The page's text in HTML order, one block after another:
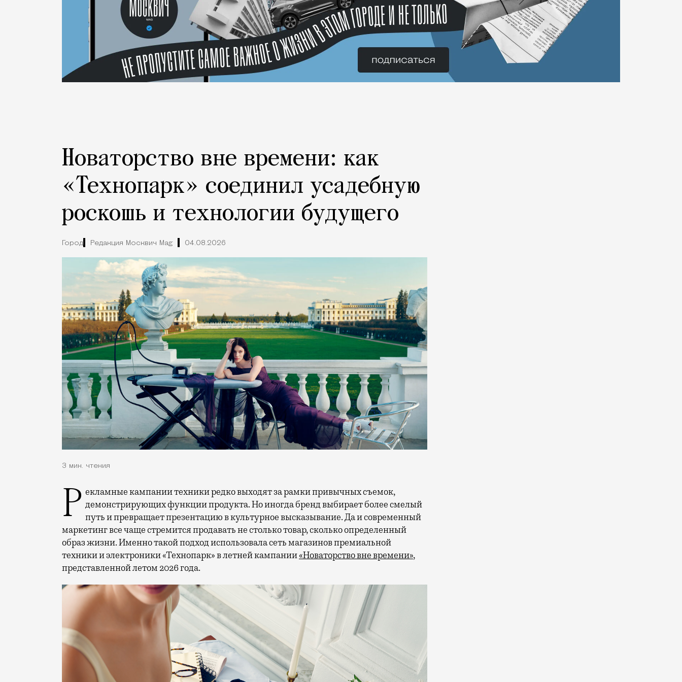
Новаторство вне времени: как
«Технопарк» соединил усадебную
роскошь и технологии будущего
Город Редакция Москвич Mag 04.08.2026
3 мин. чтения
Рекламные кампании техники редко выходят за рамки привычных съемок, демонстрирующих функции продукта. Но иногда бренд выбирает более смелый
путь и превращает презентацию в культурное высказывание. Да и современный
маркетинг все чаще стремится продавать не столько товар, сколько определенный
образ жизни. Именно такой подход использовала сеть магазинов премиальной
техники и электроники «Технопарк» в летней кампании«Новаторство вне времени»,
представленной летом 2026 года.